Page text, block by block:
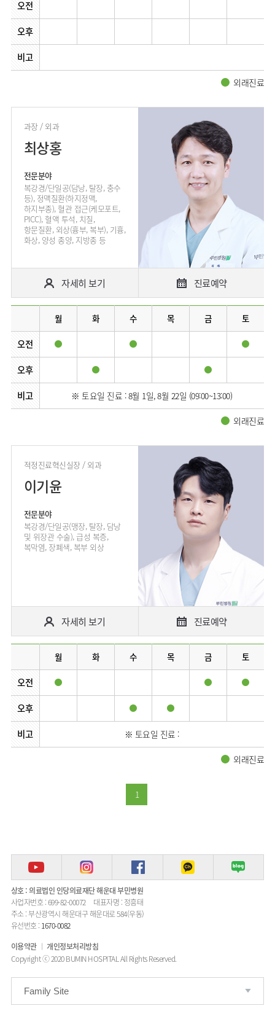
오전
오후
비고
외래진료
과장 / 외과
최상홍
전문분야
복강경/단일공(담낭, 탈장, 충수
등), 정맥질환(하지정맥,
하지부종), 혈관 접근(케모포트,
PICC), 혈액 투석, 치질,
항문질환, 외상(흉부, 복부), 기흉,
화상, 양성 종양, 지방종 등
자세히 보기 진료예약
월 화 수 목 금 토
오전
오후
비고
※ 토요일 진료 : 8월 1일, 8월 22일 (09:00~13:00)
외래진료
적정진료혁신실장 / 외과
이기윤
전문분야
복강경/단일공(맹장, 탈장, 담낭
및 위장관 수술), 급성 복증,
복막염, 장폐색, 복부 외상
자세히 보기 진료예약
월 화 수 목 금 토
오전
오후
비고
※ 토요일 진료 :
외래진료
1
상호 : 의료법인 인당의료재단 해운대 부민병원
사업자번호 : 699-82-00072
대표자명 : 정흥태
주소 : 부산광역시 해운대구 해운대로 584(우동)
유선번호 : 1670-0082
이용약관
개인정보처리방침
Copyright ⓒ 2020 BUMIN HOSPITAL All Rights Reserved.
Family Site